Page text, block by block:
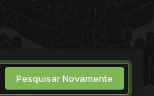
Pesquisar Novamente